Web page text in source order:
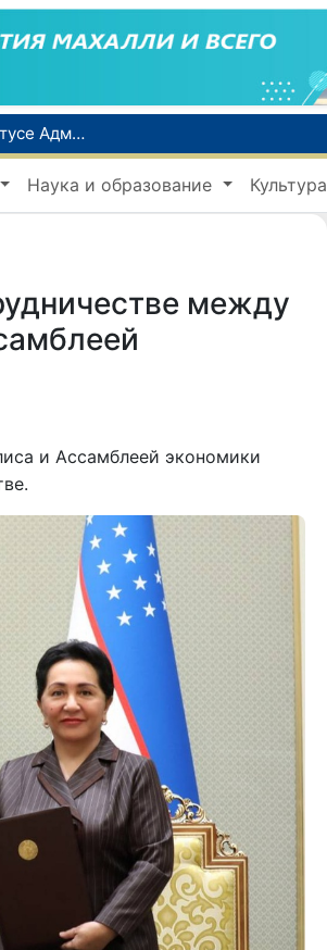
Сенат одобрил Конституционный закон о правовом статусе Администрации Президента Республики Узбекистан
В Ташкенте задержали подозреваемых в распространении крупной партии наркотиков
Наука и образование Культура
между
и Ассамблеей экономики